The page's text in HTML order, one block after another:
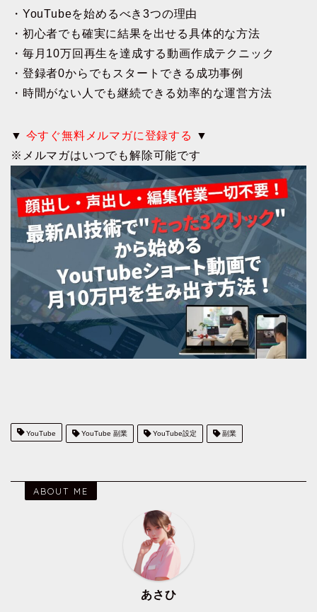
・YouTubeを始めるべき3つの理由
・初心者でも確実に結果を出せる具体的な方法
・毎月10万回再生を達成する動画作成テクニック
・登録者0からでもスタートできる成功事例
・時間がない人でも継続できる効率的な運営方法
▼ 今すぐ無料メルマガに登録する
▼
※メルマガはいつでも解除可能です
YouTube YouTube 副業 YouTube設定 副業
ABOUT ME
あさひ